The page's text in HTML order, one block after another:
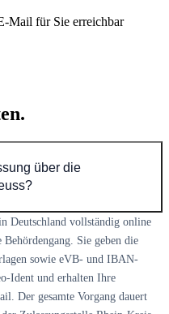
Mail für Sie erreichbar
über die
Deutschland vollständig online
Sie geben die
sowie eVB- und IBAN-
Ident und erhalten Ihre
Der gesamte Vorgang dauert